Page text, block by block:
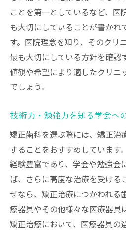
ことを第一としているなど、医
も大切にしていることが書かれ
す。医院理念を知り、そのクリ
最も大切にしている方針を確認
値観や希望により適したクリニ
でしょう。
技術力・勉強力を知る学会へ
矯正歯科を選ぶ際には、矯正治
することをおすすめしています
経験豊富であり、学会や勉強会
ば、さらに高度な治療を受ける
ぜなら、矯正治療につかわれる
療器具やその他様々な医療器具
矯正治療において、医療器具の